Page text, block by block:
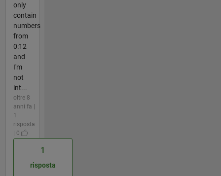
only
contain
numbers
from
0:12
and
I'm
not
int...
oltre 8
anni fa |
1
risposta
| 0
1
risposta